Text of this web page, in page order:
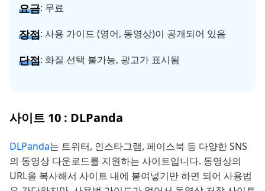
요금: 무료
장점: 사용 가이드 (영어, 동영상)이 공개되어 있음
단점: 화질 선택 불가능, 광고가 표시됨
사이트 10 : DLPanda
DLPanda는 트위터, 인스타그램, 페이스북 등 다양한 SNS
의 동영상 다운로드를 지원하는 사이트입니다. 동영상의
URL을 복사해서 사이트 내에 붙여넣기만 하면 되어 사용법